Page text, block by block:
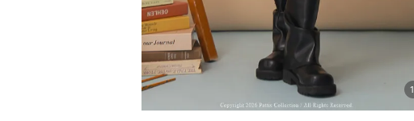
1